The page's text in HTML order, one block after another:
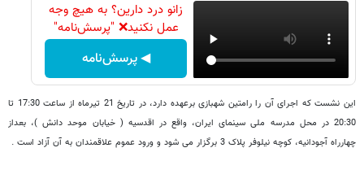
زانو درد دارین؟ به هیچ وجه
عمل نکنید❌ "پرسش‌نامه"
◀ پرسش‌نامه
این نشست که اجرای آن را رامتین شهبازی برعهده دارد، در تاریخ 21 تیرماه از ساعت 17:30 تا
20:30 در محل مدرسه ملی سینمای ایران، واقع در اقدسیه ( خیابان موحد دانش )، بعداز
چهارراه آجودانیه، کوچه نیلوفر پلاک 3 برگزار می شود و ورود عموم علاقمندان به آن آزاد است .